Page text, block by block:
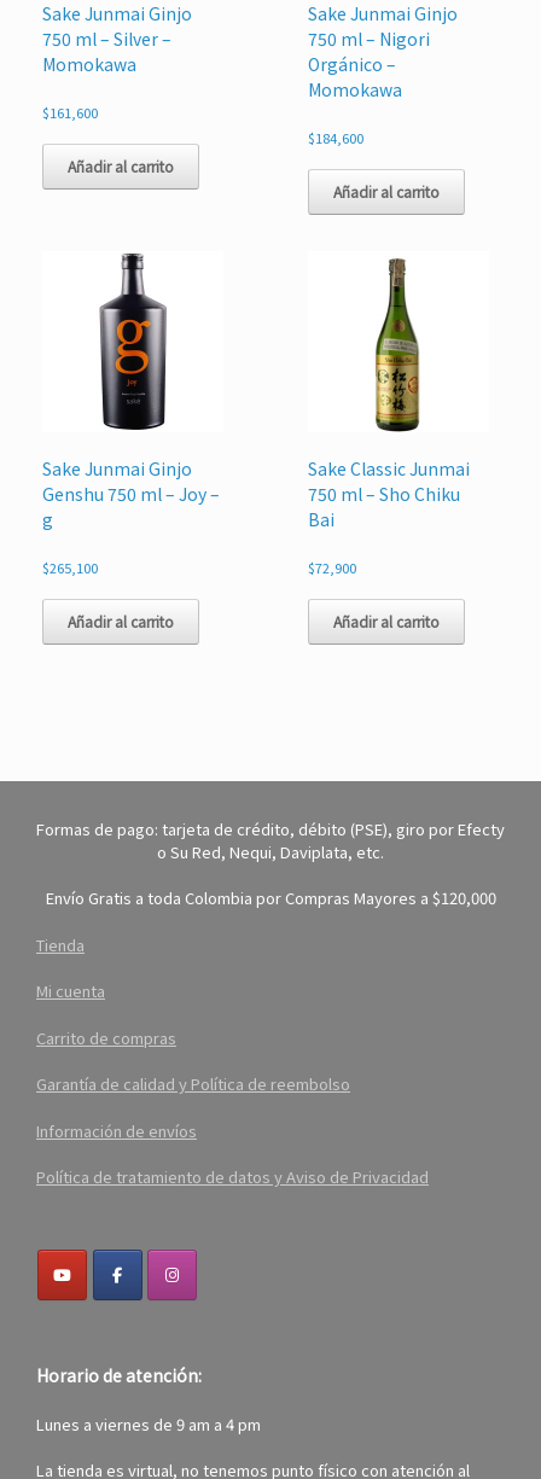
Sake Junmai Ginjo
750 ml – Silver –
Momokawa
$161,600
Añadir al carrito
Sake Junmai Ginjo
750 ml – Nigori
Orgánico –
Momokawa
$184,600
Añadir al carrito
Sake Junmai Ginjo
Genshu 750 ml – Joy –
g
$265,100
Añadir al carrito
Sake Classic Junmai
750 ml – Sho Chiku
Bai
$72,900
Añadir al carrito
Formas de pago: tarjeta de crédito, débito (PSE), giro por Efecty
o Su Red, Nequi, Daviplata, etc.
Envío Gratis a toda Colombia por Compras Mayores a $120,000
Tienda
Mi cuenta
Carrito de compras
Garantía de calidad y Política de reembolso
Información de envíos
Política de tratamiento de datos y Aviso de Privacidad
Horario de atención:
Lunes a viernes de 9 am a 4 pm
La tienda es virtual, no tenemos punto físico con atención al